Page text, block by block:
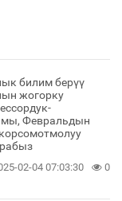
билим берүү
жогорку
Февральдын
02-04 07:03:30 0